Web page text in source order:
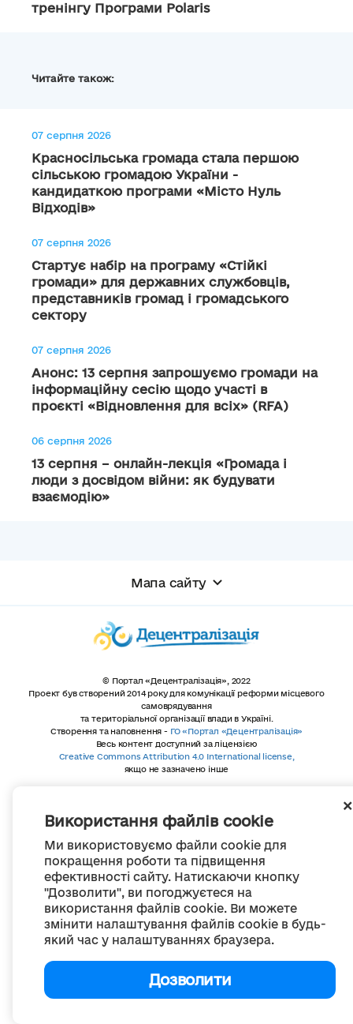
Використання файлів cookie
Ми використовуємо файли cookie для
покращення роботи та підвищення
ефективності сайту. Натискаючи кнопку
"Дозволити", ви погоджуєтеся на
використання файлів cookie. Ви можете
змінити налаштування файлів cookie в будь-
який час у налаштуваннях браузера.
Дозволити
тренінгу Програми Polaris
Читайте також:
07 серпня 2026
Красносільська громада стала першою
сільською громадою України -
кандидаткою програми «Місто Нуль
Відходів»
07 серпня 2026
Стартує набір на програму «Стійкі
громади» для державних службовців,
представників громад і громадського
сектору
07 серпня 2026
Анонс: 13 серпня запрошуємо громади на
інформаційну сесію щодо участі в
проєкті «Відновлення для всіх» (RFA)
06 серпня 2026
13 серпня – онлайн-лекція «Громада і
люди з досвідом війни: як будувати
взаємодію»
Мапа сайту
© Портал «Децентралізація», 2022
Проект був створений 2014 року для комунікації реформи місцевого
самоврядування
та територіальної організації влади в Україні.
Створення та наповнення - ГО «Портал «Децентралізація»
Весь контент доступний за ліцензією
Creative Commons Attribution 4.0 International license,
якщо не зазначено інше